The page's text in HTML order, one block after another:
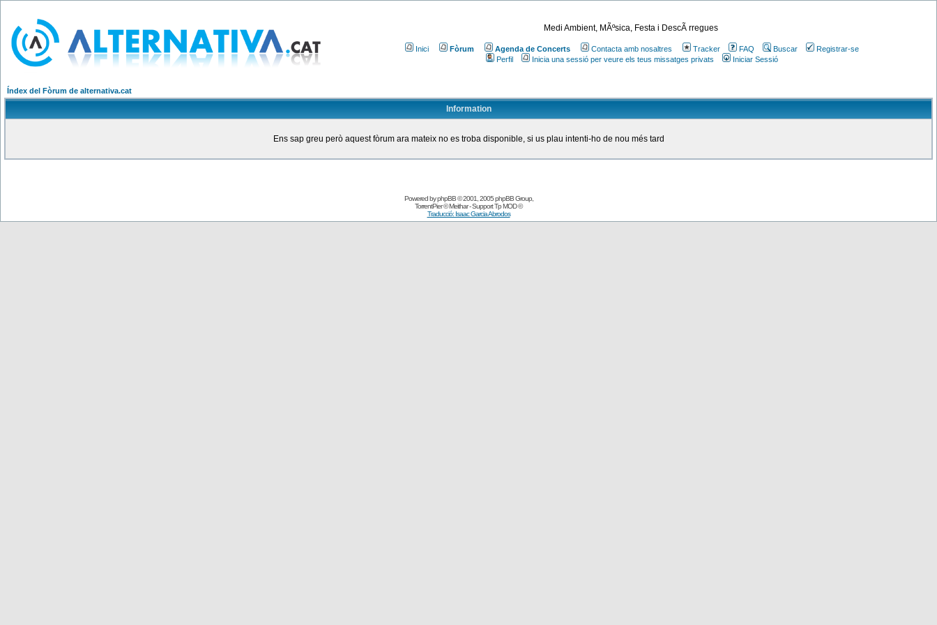
Medi Ambient, MÃºsica, Festa i DescÃ rregues
Inici Fòrum Agenda de Concerts Contacta amb nosaltres Tracker FAQ Buscar
Registrar-se
Perfil
Inicia una sessió per veure els teus missatges privats Iniciar Sessió
Índex del Fòrum de alternativa.cat
Information
Ens sap greu però aquest fòrum ara mateix no es troba disponible, si us plau intenti-ho de nou més tard
Powered byphpBB© 2001, 2005 phpBB Group,
TorrentPier© Meithar - SupportTp MOD©
Traducció: Isaac Garcia Abrodos